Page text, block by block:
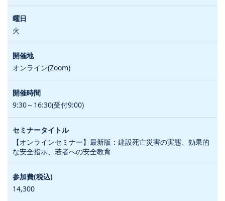
火
オンライン(Zoom)
9:30～16:30(受付9:00)
【オンラインセミナー】最新版：建設死亡災害の実態、効果的
な安全指示、若者への安全教育
14,300